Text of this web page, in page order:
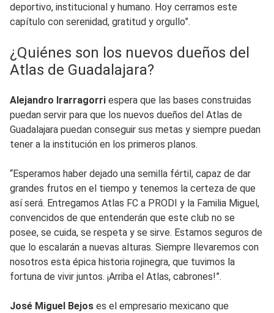
deportivo, institucional y humano. Hoy cerramos este
capítulo con serenidad, gratitud y orgullo”.
¿Quiénes son los nuevos dueños del
Atlas de Guadalajara?
Alejandro Irarragorri espera que las bases construidas
puedan servir para que los nuevos dueños del Atlas de
Guadalajara puedan conseguir sus metas y siempre puedan
tener a la institución en los primeros planos.
“Esperamos haber dejado una semilla fértil, capaz de dar
grandes frutos en el tiempo y tenemos la certeza de que
así será. Entregamos Atlas FC a PRODI y la Familia Miguel,
convencidos de que entenderán que este club no se
posee, se cuida, se respeta y se sirve. Estamos seguros de
que lo escalarán a nuevas alturas. Siempre llevaremos con
nosotros esta épica historia rojinegra, que tuvimos la
fortuna de vivir juntos. ¡Arriba el Atlas, cabrones!”.
José Miguel Bejos es el empresario mexicano que